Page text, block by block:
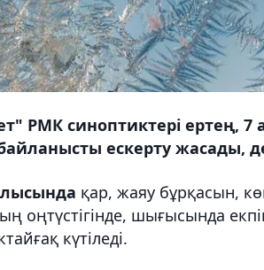
РМК синоптиктері ертең, 7
ескерту жасады,
қар, жаяу бұрқасын,
оңтүстігінде, шығысында
күтіледі.